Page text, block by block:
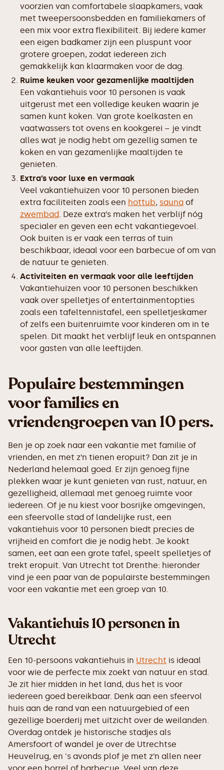
voorzien van comfortabele slaapkamers, vaak
met tweepersoonsbedden en familiekamers of
een mix voor extra flexibiliteit. Bij iedere kamer
een eigen badkamer zijn een pluspunt voor
grotere groepen, zodat iedereen zich
gemakkelijk kan klaarmaken voor de dag.
Ruime keuken voor gezamenlijke maaltijden
Een vakantiehuis voor 10 personen is vaak
uitgerust met een volledige keuken waarin je
samen kunt koken. Van grote koelkasten en
vaatwassers tot ovens en kookgerei – je vindt
alles wat je nodig hebt om gezellig samen te
koken en van gezamenlijke maaltijden te
genieten.
Extra’s voor luxe en vermaak
Veel vakantiehuizen voor 10 personen bieden
extra faciliteiten zoals een hottub, sauna of
zwembad. Deze extra’s maken het verblijf nóg
specialer en geven een echt vakantiegevoel.
Ook buiten is er vaak een terras of tuin
beschikbaar, ideaal voor een barbecue of om van
de natuur te genieten.
Activiteiten en vermaak voor alle leeftijden
Vakantiehuizen voor 10 personen beschikken
vaak over spelletjes of entertainmentopties
zoals een tafeltennistafel, een spelletjeskamer
of zelfs een buitenruimte voor kinderen om in te
spelen. Dit maakt het verblijf leuk en ontspannen
voor gasten van alle leeftijden.
Populaire bestemmingen
voor families en
vriendengroepen van 10 pers.
Ben je op zoek naar een vakantie met familie of
vrienden, en met z’n tienen eropuit? Dan zit je in
Nederland helemaal goed. Er zijn genoeg fijne
plekken waar je kunt genieten van rust, natuur, en
gezelligheid, allemaal met genoeg ruimte voor
iedereen. Of je nu kiest voor bosrijke omgevingen,
een sfeervolle stad of landelijke rust, een
vakantiehuis voor 10 personen biedt precies de
vrijheid en comfort die je nodig hebt. Je kookt
samen, eet aan een grote tafel, speelt spelletjes of
trekt eropuit. Van Utrecht tot Drenthe: hieronder
vind je een paar van de populairste bestemmingen
voor een vakantie met een groep van 10.
Vakantiehuis 10 personen in
Utrecht
Een 10-persoons vakantiehuis in Utrecht is ideaal
voor wie de perfecte mix zoekt van natuur en stad.
Je zit hier midden in het land, dus het is voor
iedereen goed bereikbaar. Denk aan een sfeervol
huis aan de rand van een natuurgebied of een
gezellige boerderij met uitzicht over de weilanden.
Overdag ontdek je historische stadjes als
Amersfoort of wandel je over de Utrechtse
Heuvelrug, en 's avonds plof je met z’n allen neer